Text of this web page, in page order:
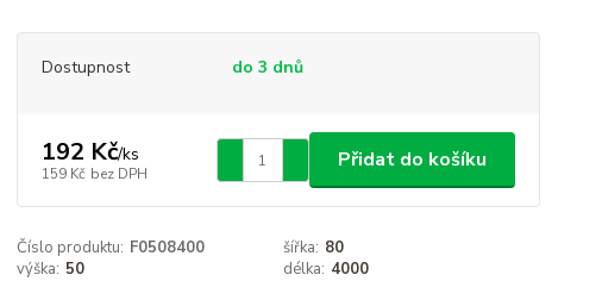
Dostupnost do 3 dnů
192 Kč/ks
159 Kč bez DPH
Přidat do košíku
Číslo produktu: F0508400 šířka: 80
výška: 50 délka: 4000